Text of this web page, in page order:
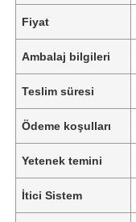
Fiyat
Ambalaj bilgileri
Teslim süresi
Ödeme koşulları
Yetenek temini
İtici Sistem